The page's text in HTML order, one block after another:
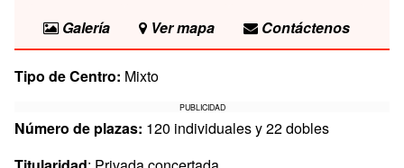
Galería Ver mapa Contáctenos
Tipo de Centro: Mixto
PUBLICIDAD
Número de plazas: 120 individuales y 22 dobles